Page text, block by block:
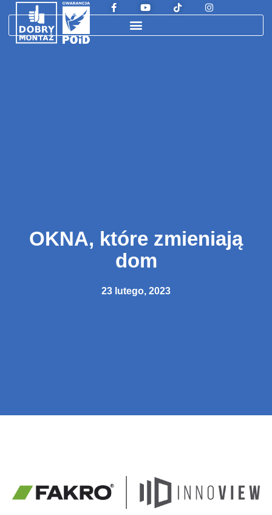
OKNA, które zmieniają
dom
23 lutego, 2023